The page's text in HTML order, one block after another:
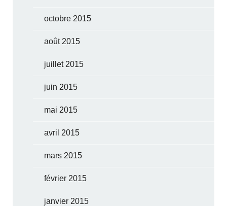
octobre 2015
août 2015
juillet 2015
juin 2015
mai 2015
avril 2015
mars 2015
février 2015
janvier 2015